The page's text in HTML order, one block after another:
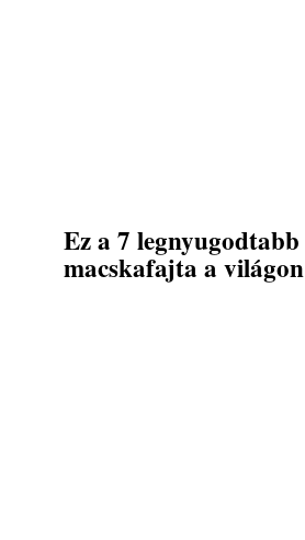
Ez a 7 legnyugodtabb
macskafajta a világon